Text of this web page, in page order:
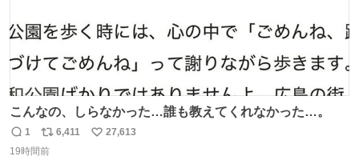
こんなの、しらなかった…誰も教えてくれなかった…。
返
信
1
リ
ポ
6,411
い
27,613
19時間前